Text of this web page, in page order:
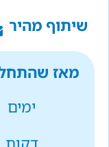
שיתוף מהיר
מאז
ימים